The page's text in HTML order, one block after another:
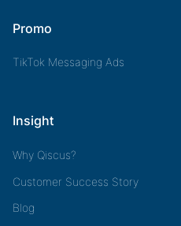
Promo
TikTok Messaging Ads
Insight
Why Qiscus?
Customer Success Story
Blog